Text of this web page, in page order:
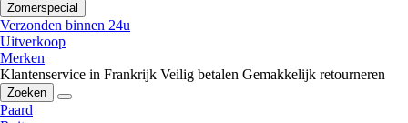
Zomerspecial
Verzonden binnen 24u
Uitverkoop
Merken
Klantenservice in Frankrijk Veilig betalen Gemakkelijk retourneren
Zoeken
Paard